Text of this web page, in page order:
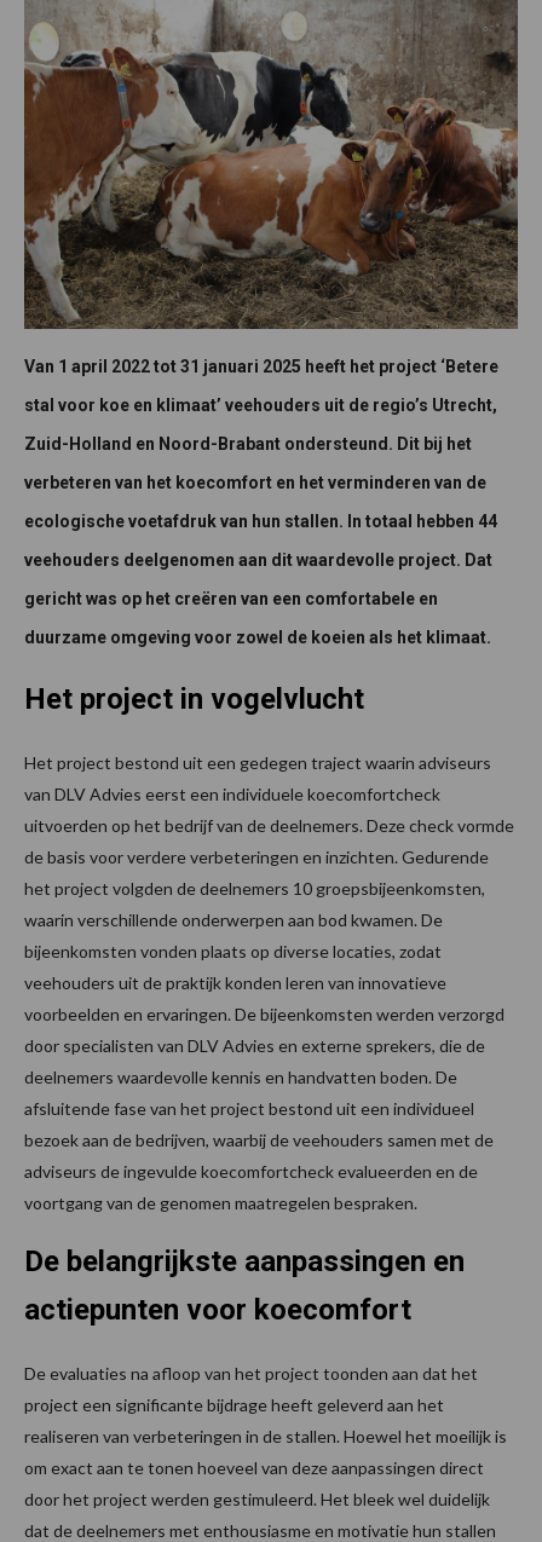
Van 1 april 2022 tot 31 januari 2025 heeft het project ‘Betere
stal voor koe en klimaat’ veehouders uit de regio’s Utrecht,
Zuid-Holland en Noord-Brabant ondersteund. Dit bij het
verbeteren van het koecomfort en het verminderen van de
ecologische voetafdruk van hun stallen. In totaal hebben 44
veehouders deelgenomen aan dit waardevolle project. Dat
gericht was op het creëren van een comfortabele en
duurzame omgeving voor zowel de koeien als het klimaat.
Het project in vogelvlucht
Het project bestond uit een gedegen traject waarin adviseurs
van DLV Advies eerst een individuele koecomfortcheck
uitvoerden op het bedrijf van de deelnemers. Deze check vormde
de basis voor verdere verbeteringen en inzichten. Gedurende
het project volgden de deelnemers 10 groepsbijeenkomsten,
waarin verschillende onderwerpen aan bod kwamen. De
bijeenkomsten vonden plaats op diverse locaties, zodat
veehouders uit de praktijk konden leren van innovatieve
voorbeelden en ervaringen. De bijeenkomsten werden verzorgd
door specialisten van DLV Advies en externe sprekers, die de
deelnemers waardevolle kennis en handvatten boden. De
afsluitende fase van het project bestond uit een individueel
bezoek aan de bedrijven, waarbij de veehouders samen met de
adviseurs de ingevulde koecomfortcheck evalueerden en de
voortgang van de genomen maatregelen bespraken.
De belangrijkste aanpassingen en
actiepunten voor koecomfort
De evaluaties na afloop van het project toonden aan dat het
project een significante bijdrage heeft geleverd aan het
realiseren van verbeteringen in de stallen. Hoewel het moeilijk is
om exact aan te tonen hoeveel van deze aanpassingen direct
door het project werden gestimuleerd. Het bleek wel duidelijk
dat de deelnemers met enthousiasme en motivatie hun stallen